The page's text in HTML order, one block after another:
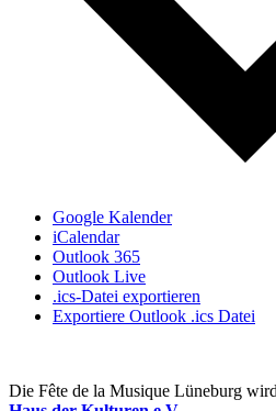
Google Kalender
iCalendar
Outlook 365
Outlook Live
.ics-Datei exportieren
Exportiere Outlook .ics Datei
Die Fête de la Musique Lüneburg